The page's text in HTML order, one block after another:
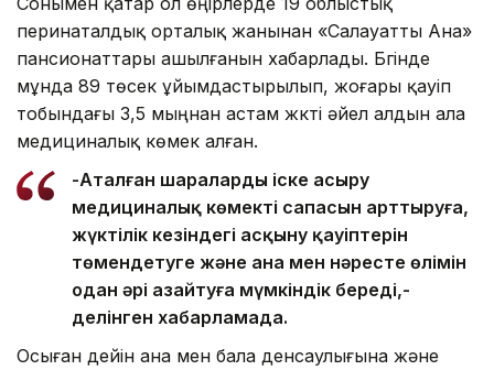
перинаталдық орталық жанынан «Салауатты Ана»
пансионаттары ашылғанын хабарлады. Бүгінде
мұнда 89 төсек ұйымдастырылып, жоғары қауіп
тобындағы 3,5 мыңнан астам жүкті әйел алдын ала
медициналық көмек алған.
-Аталған шараларды іске асыру
медициналық көмектің сапасын арттыруға,
жүктілік кезіндегі асқыну қауіптерін
төмендетуге және ана мен нәресте өлімін
одан әрі азайтуға мүмкіндік береді,-
делінген хабарламада.
Осыған дейін ана мен бала денсаулығына және